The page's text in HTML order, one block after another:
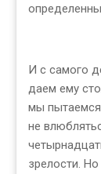
И с самого
даем ему
мы
не
зрелости.